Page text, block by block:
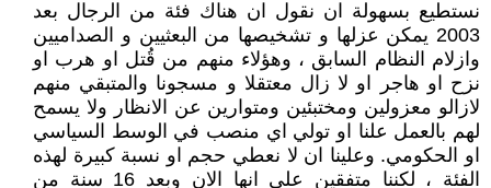
نستطيع بسهولة ان نقول ان هناك فئة من الرجال بعد
2003 يمكن عزلها و تشخيصها من البعثيين و الصداميين
وازلام النظام السابق ، وهؤلاء منهم من قُتل او هرب او
نزح او هاجر او لا زال معتقلا و مسجونا والمتبقي منهم
لازالو معزولين ومختبئين ومتوارين عن الانظار ولا يسمح
لهم بالعمل علنا او تولي اي منصب في الوسط السياسي
او الحكومي. وعلينا ان لا نعطي حجم او نسبة كبيرة لهذه
الفئة ، لكننا متفقين على انها الان وبعد 16 سنة من